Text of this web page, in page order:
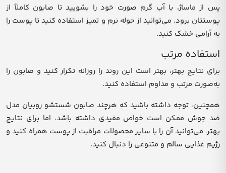
پس از ماساژ، با آب گرم صورت خود را بشویید تا صابون کاملاً از
پوستتان برود. می‌توانید از حوله نرم و تمیز استفاده کنید تا پوست را
به آرامی خشک کنید.
استفاده مرتب
برای نتایج بهتر، بهتر است این روند را روزانه تکرار کنید و صابون را
به‌صورت مرتب و مداوم استفاده کنید.
همچنین، توجه داشته باشید که هرچند صابون شستشو روبیان مدل
ضد جوش ممکن است خواص مفیدی داشته باشد، اما برای نتایج
بهتر، می‌توانید آن را با سایر محصولات مراقبت از پوست همراه کنید و
رژیم غذایی سالم و متنوعی را دنبال کنید.